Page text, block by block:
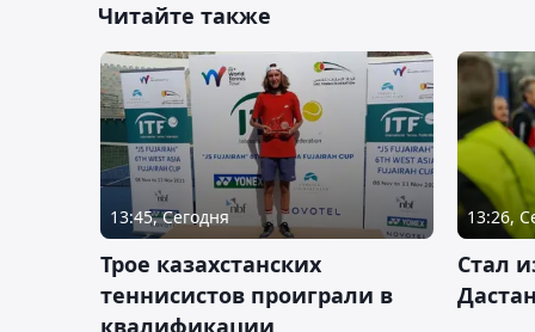
Читайте также
13:45, Сегодня
Трое казахстанских
теннисистов проиграли в
квалификации
13:26,
Стал